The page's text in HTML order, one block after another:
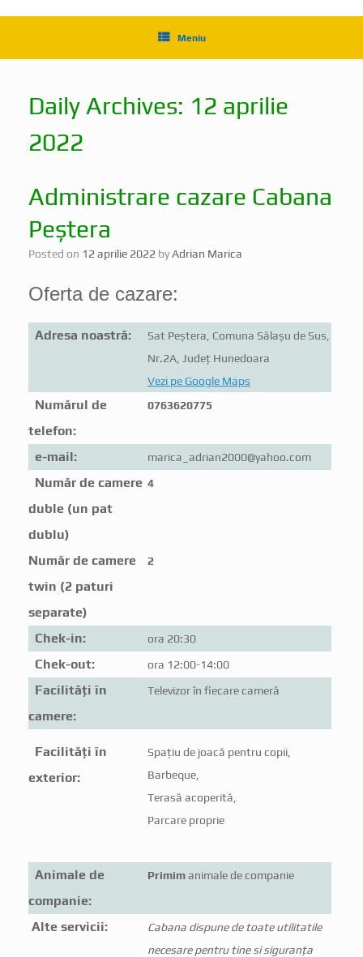
Meniu
Daily Archives: 12 aprilie
2022
Administrare cazare Cabana
Peștera
Posted on 12 aprilie 2022 byAdrian Marica
Oferta de cazare:
Adresa noastră:
Sat Peștera, Comuna Sălașu de Sus,
Nr.2A, Județ Hunedoara
Vezi pe Google Maps
Numărul de
telefon:
0763620775
e-mail: marica_adrian2000@yahoo.com
Număr de camere
duble (un pat
dublu)
4
Număr de camere
twin (2 paturi
separate)
2
Chek-in: ora 20:30
Chek-out: ora 12:00-14:00
Facilități în
camere:
Televizor în fiecare cameră
Facilități în
exterior:
Spațiu de joacă pentru copii,
Barbeque,
Terasă acoperită,
Parcare proprie
Animale de
companie:
Primimanimale de companie
Alte servicii:
Cabana dispune de toate utilitatile
necesare pentru tine si siguranța